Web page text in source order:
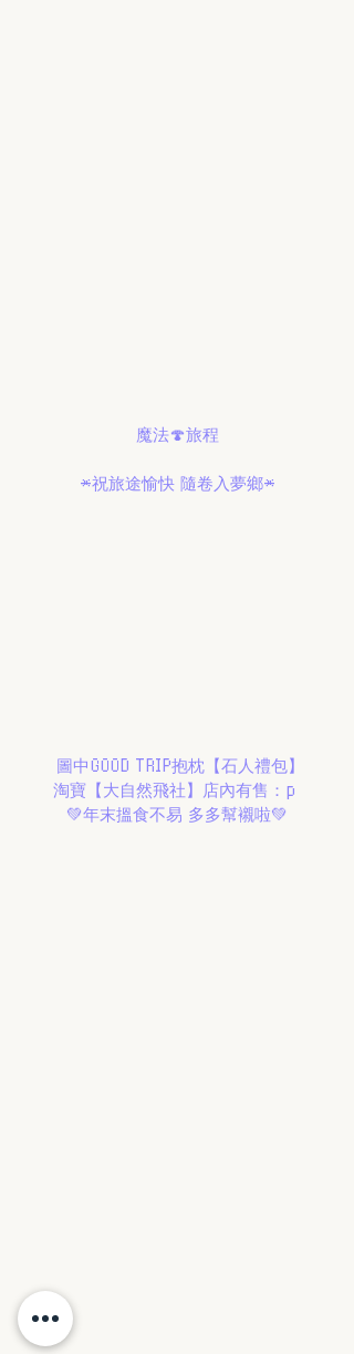
魔法🍄旅程
*祝旅途愉快 隨卷入夢鄉*
圖中GOOD TRIP抱枕【石人禮包】
淘寶【大自然飛社】店內有售：p
💚年末搵食不易 多多幫襯啦💚